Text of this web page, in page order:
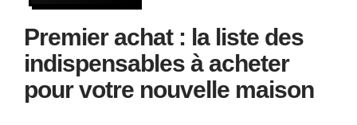
Premier achat : la liste des
indispensables à acheter
pour votre nouvelle maison